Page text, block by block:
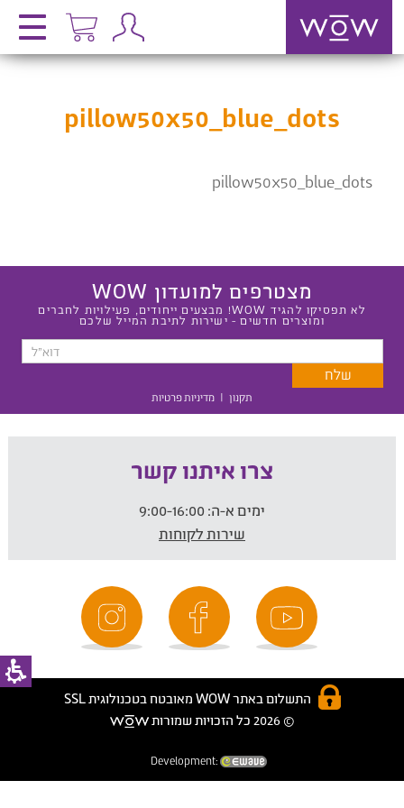
pillow50x50_blue_dots
pillow50x50_blue_dots
מצטרפים למועדון WOW
לא תפסיקו להגיד WOW! מבצעים ייחודים, פעילויות לחברים
ומוצרים חדשים - ישירות לתיבת המייל שלכם
תקנון | מדיניות פרטיות
צרו איתנו קשר
ימים א-ה:
שירות לקוחות
התשלום באתר WOW מאובטח בטכנולוגית SSL
© 2026 כל הזכויות שמורות
Development: